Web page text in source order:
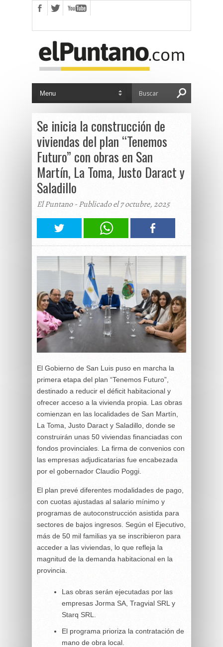
Se inicia la construcción de
viviendas del plan “Tenemos
Futuro” con obras en San
Martín, La Toma, Justo Daract y
Saladillo
El Puntano - Publicado el 7 octubre, 2025
El Gobierno de San Luis puso en marcha la
primera etapa del plan “Tenemos Futuro”,
destinado a reducir el déficit habitacional y
ofrecer acceso a la vivienda propia. Las obras
comienzan en las localidades de San Martín,
La Toma, Justo Daract y Saladillo, donde se
construirán unas 50 viviendas financiadas con
fondos provinciales. La firma de convenios con
las empresas adjudicatarias fue encabezada
por el gobernador Claudio Poggi.
El plan prevé diferentes modalidades de pago,
con cuotas ajustadas al salario mínimo y
programas de autoconstrucción asistida para
sectores de bajos ingresos. Según el Ejecutivo,
más de 50 mil familias ya se inscribieron para
acceder a las viviendas, lo que refleja la
magnitud de la demanda habitacional en la
provincia.
Las obras serán ejecutadas por las
empresas Jorma SA, Tragvial SRL y
Starq SRL.
El programa prioriza la contratación de
mano de obra local.